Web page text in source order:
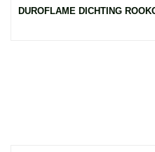
DUROFLAME DICHTING